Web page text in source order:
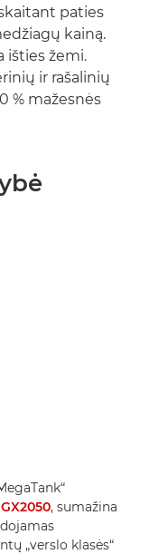
paties
kainą.
išties žemi.
ir rašalinių
% mažesnės
, sumažina
„verslo klasės“